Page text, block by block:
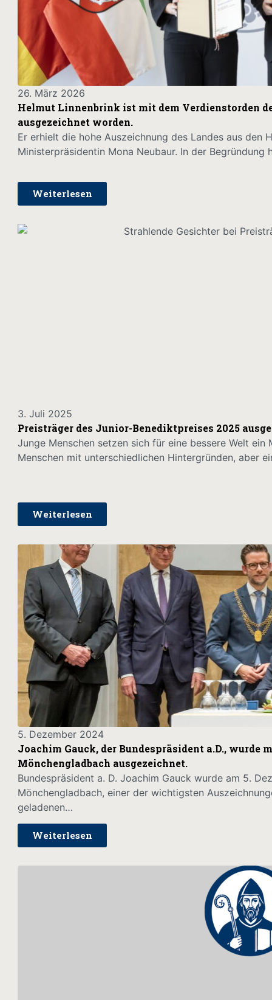
26. März 2026
Helmut Linnenbrink ist mit dem Verdienstorden
ausgezeichnet worden.
Er erhielt die hohe Auszeichnung des Landes aus den
Ministerpräsidentin Mona Neubaur. In der
Weiterlesen
3. Juli 2025
Preisträger des Junior-Benediktpreises 2025
Junge Menschen setzen sich für eine bessere Welt
Menschen mit unterschiedlichen Hintergründen, aber
Weiterlesen
5. Dezember 2024
Joachim Gauck, der Bundespräsident a.D.,
Mönchengladbach ausgezeichnet.
Bundespräsident a. D. Joachim Gauck wurde am 5.
Mönchengladbach, einer der wichtigsten
geladenen…
Weiterlesen